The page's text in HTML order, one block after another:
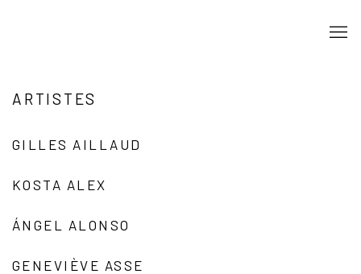
ARTISTES
GILLES AILLAUD
KOSTA ALEX
ÁNGEL ALONSO
GENEVIÈVE ASSE